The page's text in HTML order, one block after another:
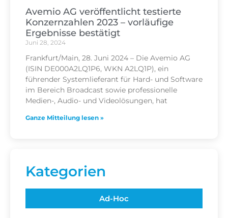
Avemio AG veröffentlicht testierte
Konzernzahlen 2023 – vorläufige
Ergebnisse bestätigt
Juni 28, 2024
Frankfurt/Main, 28. Juni 2024 – Die Avemio AG
(ISIN DE000A2LQ1P6, WKN A2LQ1P), ein
führender Systemlieferant für Hard- und Software
im Bereich Broadcast sowie professionelle
Medien-, Audio- und Videolösungen, hat
Ganze Mitteilung lesen »
Kategorien
Ad-Hoc